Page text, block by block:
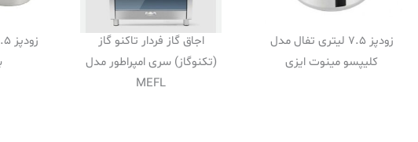
زودپز 7.5 لیتری تفال مدل
کلیپسو مینوت ایزی
اجاق گاز فردار تاکنو گاز
(تکنوگاز) سری امپراطور مدل
MEFL